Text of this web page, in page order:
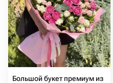
Большой букет премиум из